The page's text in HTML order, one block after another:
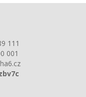
111
001